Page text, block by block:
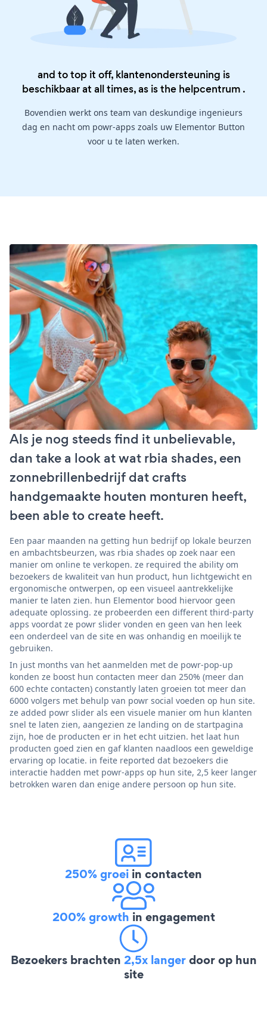
and to top it off, klantenondersteuning is
beschikbaar at all times, as is the helpcentrum .
Bovendien werkt ons team van deskundige ingenieurs
dag en nacht om powr-apps zoals uw Elementor Button
voor u te laten werken.
Als je nog steeds find it unbelievable,
dan take a look at wat rbia shades, een
zonnebrillenbedrijf dat crafts
handgemaakte houten monturen heeft,
been able to create heeft.
Een paar maanden na getting hun bedrijf op lokale beurzen
en ambachtsbeurzen, was rbia shades op zoek naar een
manier om online te verkopen. ze required the ability om
bezoekers de kwaliteit van hun product, hun lichtgewicht en
ergonomische ontwerpen, op een visueel aantrekkelijke
manier te laten zien. hun Elementor bood hiervoor geen
adequate oplossing. ze probeerden een different third-party
apps voordat ze powr slider vonden en geen van hen leek
een onderdeel van de site en was onhandig en moeilijk te
gebruiken.
In just months van het aanmelden met de powr-pop-up
konden ze boost hun contacten meer dan 250% (meer dan
600 echte contacten) constantly laten groeien tot meer dan
6000 volgers met behulp van powr social voeden op hun site.
ze added powr slider als een visuele manier om hun klanten
snel te laten zien, aangezien ze landing on de startpagina
zijn, hoe de producten er in het echt uitzien. het laat hun
producten goed zien en gaf klanten naadloos een geweldige
ervaring op locatie. in feite reported dat bezoekers die
interactie hadden met powr-apps op hun site, 2,5 keer langer
betrokken waren dan enige andere persoon op hun site.
250% groei in contacten
200% growth in engagement
Bezoekers brachten 2,5x langerdoor op hun
site